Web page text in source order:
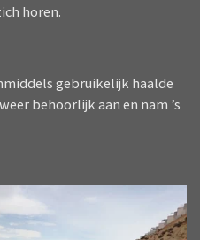
horen.
gebruikelijk haalde
behoorlijk aan en nam ’s